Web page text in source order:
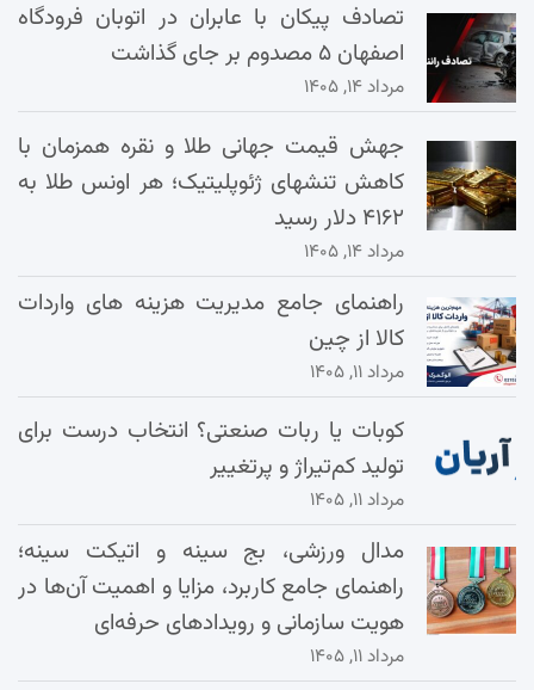
تصادف پیکان با عابران در اتوبان فرودگاه
اصفهان ۵ مصدوم بر جای گذاشت
مرداد ۱۴, ۱۴۰۵
جهش قیمت جهانی طلا و نقره همزمان با
کاهش تنشهای ژئوپلیتیک؛ هر اونس طلا به
۴۱۶۲ دلار رسید
مرداد ۱۴, ۱۴۰۵
راهنمای جامع مدیریت هزینه‌ های واردات
کالا از چین
مرداد ۱۱, ۱۴۰۵
کوبات یا ربات صنعتی؟ انتخاب درست برای
تولید کم‌تیراژ و پرتغییر
مرداد ۱۱, ۱۴۰۵
مدال ورزشی، بج سینه و اتیکت سینه؛
راهنمای جامع کاربرد، مزایا و اهمیت آن‌ها در
هویت سازمانی و رویدادهای حرفه‌ای
مرداد ۱۱, ۱۴۰۵